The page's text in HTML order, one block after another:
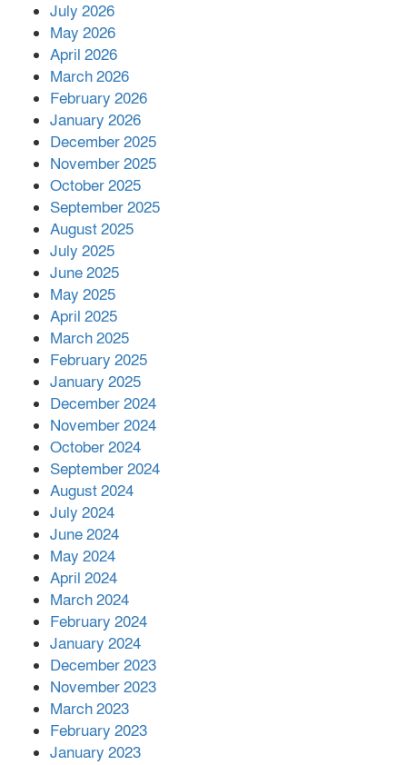
পর ফোন তারেক রহমানের,গ্যাস সঙ্কট
সহায়তা দিলেন সাচিং প্রু জেরী
July 2026
May 2026
April 2026
March 2026
February 2026
January 2026
December 2025
November 2025
October 2025
September 2025
August 2025
July 2025
June 2025
May 2025
April 2025
March 2025
February 2025
January 2025
December 2024
November 2024
October 2024
September 2024
August 2024
July 2024
June 2024
May 2024
April 2024
March 2024
February 2024
January 2024
December 2023
November 2023
March 2023
February 2023
January 2023